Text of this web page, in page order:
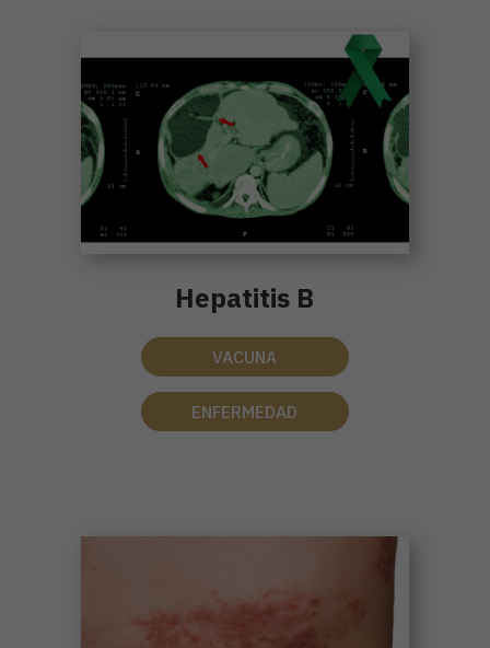
Hepatitis B
VACUNA
ENFERMEDAD